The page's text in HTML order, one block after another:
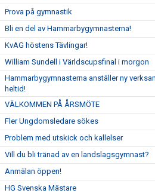
Prova på gymnastik
Bli en del av Hammarbygymnasterna!
KvAG höstens Tävlingar!
William Sundell i Världscupsfinal i morgon
Hammarbygymnasterna anställer ny
heltid!
VÄLKOMMEN PÅ ÅRSMÖTE
Fler Ungdomsledare sökes
Problem med utskick och kallelser
Vill du bli tränad av en landslagsgymnast?
Anmälan öppen!
HG Svenska Mästare